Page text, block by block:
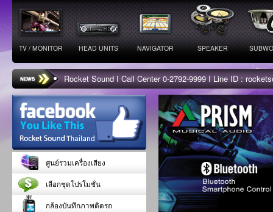
TV / MONITOR HEAD UNITS NAVIGATOR SPEAKER
Rocket Sound I Call Center 0-2792-9999 I Line ID :
ศูนย์รวมเครื่องเสียง
เลือกชุดโปรโมชั่น
กล้องบันทึกภาพติดรถ